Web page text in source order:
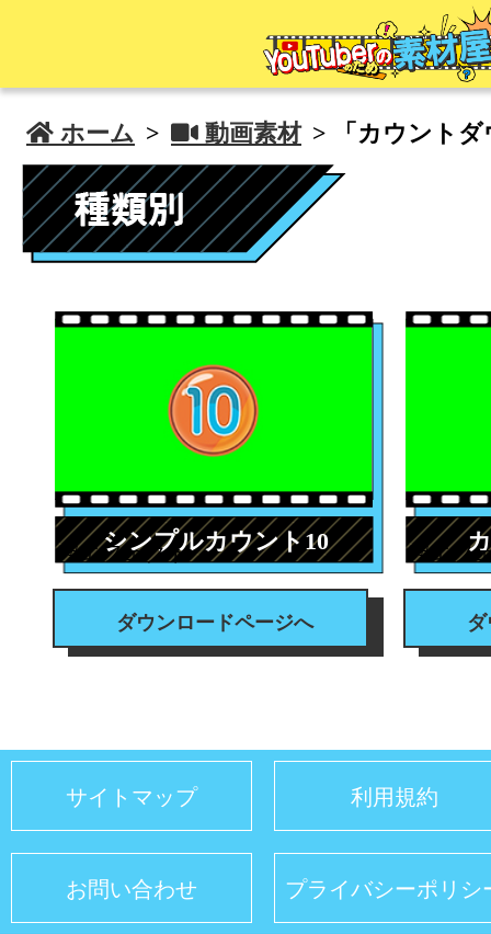
 ホーム >  動画素材 > 「カウントダ
#エフェクト
シンプルカウント10
ダウンロードページへ
#エフ
サイトマップ 利用規約
お問い合わせ プライバシーポリシ